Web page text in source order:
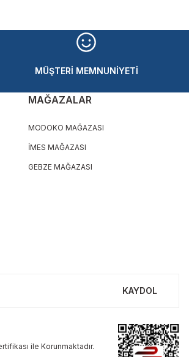
MÜŞTERİ MEMNUNİYETİ
MAĞAZALAR
MODOKO MAĞAZASI
İMES MAĞAZASI
GEBZE MAĞAZASI
KAYDOL
ile Korunmaktadır.